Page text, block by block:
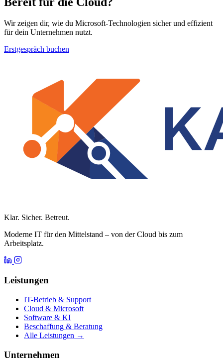
Wir zeigen dir, wie du Microsoft-Technologien sicher und effizient
für dein Unternehmen nutzt.
Erstgespräch buchen
Klar. Sicher. Betreut.
Moderne IT für den Mittelstand – von der Cloud bis zum
Arbeitsplatz.
Leistungen
IT-Betrieb & Support
Cloud & Microsoft
Software & KI
Beschaffung & Beratung
Alle Leistungen →
Unternehmen